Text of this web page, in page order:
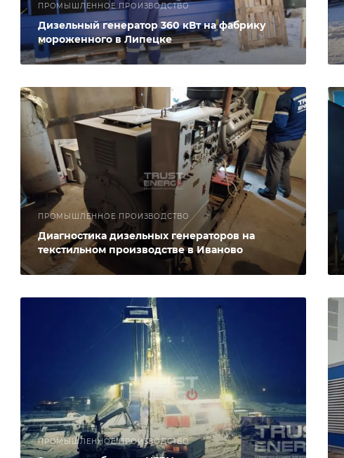
ПРОМЫШЛЕННОЕ ПРОИЗВОДСТВО
Дизельный генератор 360 кВт на фабрику
мороженного в Липецке
ПРОМЫШЛЕННОЕ ПРОИЗВОДСТВО
Диагностика дизельных генераторов на
текстильном производстве в Иваново
ПРОМЫШЛЕННОЕ ПРОИЗВОДСТВО